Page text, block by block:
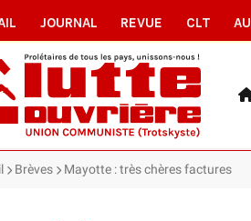
JOURNAL REVUE CLT
Brèves Mayotte : très chères factures